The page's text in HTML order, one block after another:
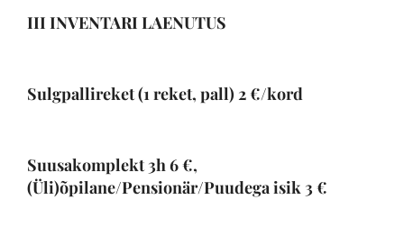
III INVENTARI LAENUTUS
Sulgpallireket (1 reket, pall) 2€/kord
Suusakomplekt 3h6€,
(Üli)õpilane/Pensionär/Puudega isik3€